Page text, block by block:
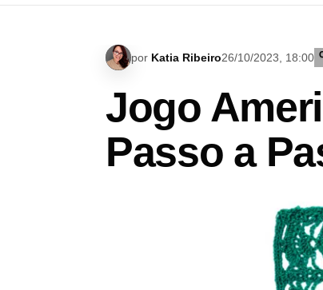
por Katia Ribeiro26/10/2023, 18:00
Jogo
Passo a